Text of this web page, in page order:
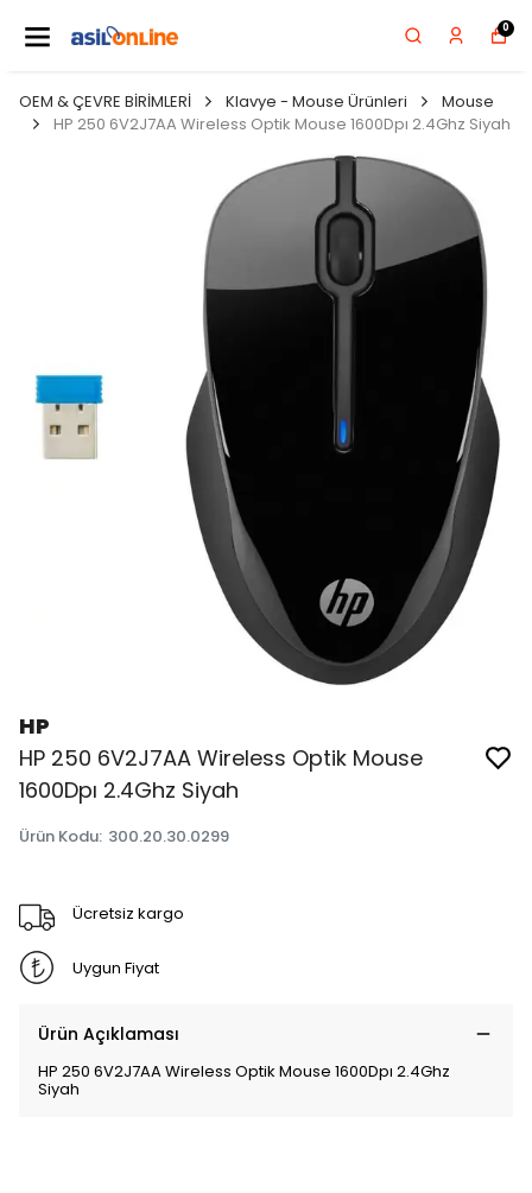
0
OEM & ÇEVRE BİRİMLERİ Klavye - Mouse Ürünleri
Mouse
HP 250 6V2J7AA Wireless Optik Mouse 1600Dpı 2.4Ghz Siyah
HP
HP 250 6V2J7AA Wireless Optik Mouse
1600Dpı 2.4Ghz Siyah
Ürün Kodu: 300.20.30.0299
Ücretsiz kargo
Uygun Fiyat
Ürün Açıklaması
HP 250 6V2J7AA Wireless Optik Mouse 1600Dpı 2.4Ghz
Siyah